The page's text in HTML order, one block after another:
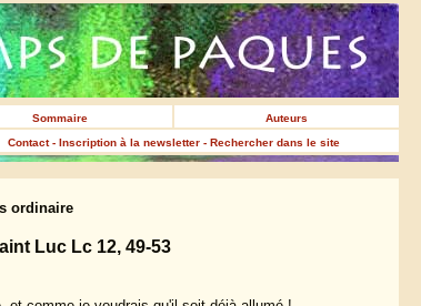
Sommaire
Auteurs
Contact - Inscription à la newsletter - Rechercher dans le site
ordinaire
Luc Lc 12, 49-53